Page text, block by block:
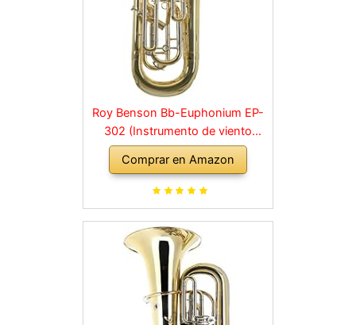
Roy Benson Bb-Euphonium EP-
302 (Instrumento de viento
profesional, con tudel de latón
dorado, correderas exteriores de
alpaca, válvulas de acero
cómoda)
Comprar en Amazon